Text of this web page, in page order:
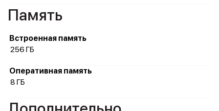
Память
Встроенная память
256 ГБ
Оперативная память
8 ГБ